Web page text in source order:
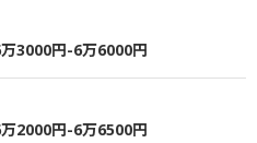
3000円-6万6000円
2000円-6万6500円